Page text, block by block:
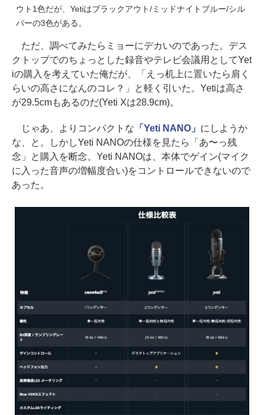
ウト1色だが、Yetiはブラックアウト/ミッドナイトブルー/シル
バーの3色がある。
ただ、調べてみたらミョーにデカいのであった。デス
クトップでのちょっとした録音やテレビ会議用としてYet
iの購入を考えていた俺だが、「えっ机上に置いたら肩く
らいの高さになんのコレ？」と軽く引いた。Yetiは高さ
が29.5cmもあるのだ(Yeti Xは28.9cm)。
じゃあ、よりコンパクトな 「Yeti NANO」 にしようか
な、と。しかしYeti NANOの仕様を見たら「あ〜っ残
念」と購入を断念。Yeti NANOは、本体でゲイン(マイク
に入った音声の増幅度合い)をコントロールできないので
あった。